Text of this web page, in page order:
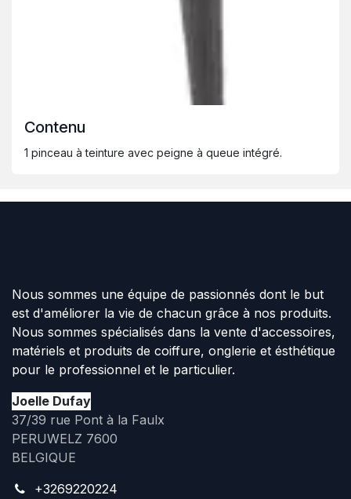
Contenu
1 pinceau à teinture avec peigne à queue intégré. ​
Nous sommes une équipe de passionnés dont le but
est d'améliorer la vie de chacun grâce à nos produits.
Nous sommes spécialisés dans la vente d'accessoires,
matériels et produits de coiffure, onglerie et ésthétique
pour le professionnel et le particulier.
Joelle Dufay
37/39 rue Pont à la Faulx
PERUWELZ 7600
BELGIQUE
+3269220224